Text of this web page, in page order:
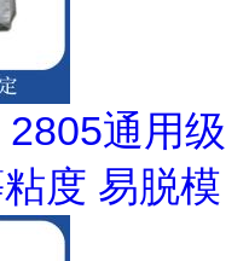
通用级
度 易脱模